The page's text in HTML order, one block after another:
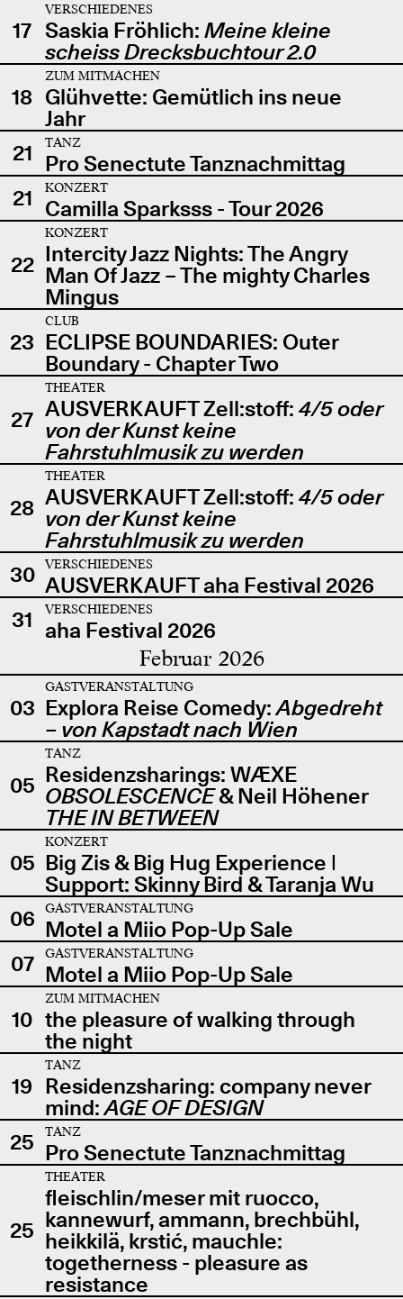
17
VERSCHIEDENES
Saskia Fröhlich: Meine kleine
scheiss Drecksbuchtour 2.0
18
ZUM MITMACHEN
Glühvette: Gemütlich ins neue
Jahr
21
TANZ
Pro Senectute Tanznachmittag
21
KONZERT
Camilla Sparksss - Tour 2026
22
KONZERT
Intercity Jazz Nights: The Angry
Man Of Jazz – The mighty Charles
Mingus
23
CLUB
ECLIPSE BOUNDARIES: Outer
Boundary - Chapter Two
27
THEATER
AUSVERKAUFT Zell:stoff: 4/5 oder
von der Kunst keine
Fahrstuhlmusik zu werden
28
THEATER
AUSVERKAUFT Zell:stoff: 4/5 oder
von der Kunst keine
Fahrstuhlmusik zu werden
30
VERSCHIEDENES
AUSVERKAUFT aha Festival 2026
31
VERSCHIEDENES
aha Festival 2026
Februar 2026
03
GASTVERANSTALTUNG
Explora Reise Comedy:Abgedreht
– von Kapstadt nach Wien
05
TANZ
Residenzsharings: WÆXE
OBSOLESCENCE& Neil Höhener
THE IN BETWEEN
05
KONZERT
Big Zis & Big Hug Experience |
Support: Skinny Bird & Taranja Wu
06
GASTVERANSTALTUNG
Motel a Miio Pop-Up Sale
07
GASTVERANSTALTUNG
Motel a Miio Pop-Up Sale
10
ZUM MITMACHEN
the pleasure of walking through
the night
19
TANZ
Residenzsharing: company never
mind:AGE OF DESIGN
25
TANZ
Pro Senectute Tanznachmittag
25
THEATER
fleischlin/meser mit ruocco,
kannewurf, ammann, brechbühl,
heikkilä, krstić, mauchle:
togetherness - pleasure as
resistance